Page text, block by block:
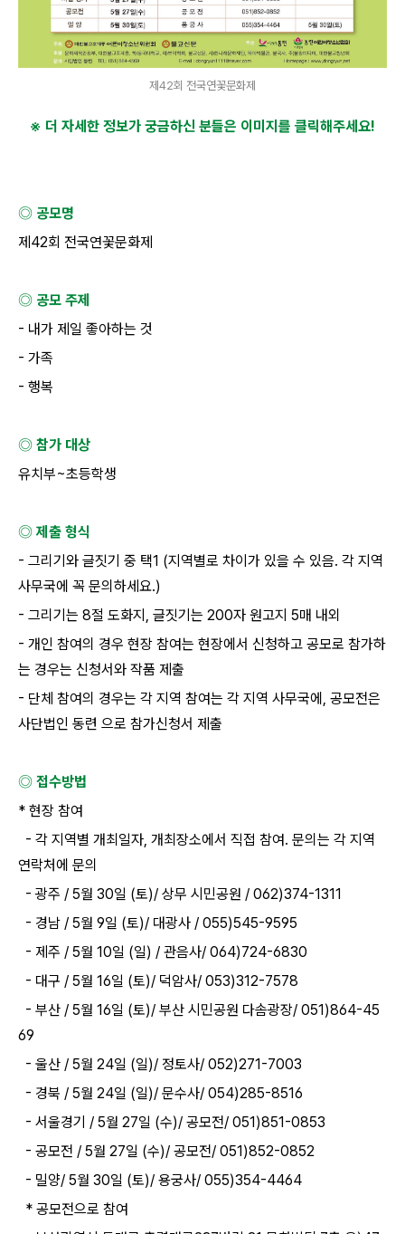
제42회 전국연꽃문화제
※ 더 자세한 정보가 궁금하신 분들은 이미지를 클릭해주세요!
◎ 공모명
제42회 전국연꽃문화제
◎ 공모 주제
- 내가 제일 좋아하는 것
- 가족
- 행복
◎ 참가 대상
유치부~초등학생
◎ 제출 형식
- 그리기와 글짓기 중 택1 (지역별로 차이가 있을 수 있음. 각 지역
사무국에 꼭 문의하세요.)
- 그리기는 8절 도화지, 글짓기는 200자 원고지 5매 내외
- 개인 참여의 경우 현장 참여는 현장에서 신청하고 공모로 참가하
는 경우는 신청서와 작품 제출
- 단체 참여의 경우는 각 지역 참여는 각 지역 사무국에, 공모전은
사단법인 동련 으로 참가신청서 제출
◎ 접수방법
* 현장 참여
- 각 지역별 개최일자, 개최장소에서 직접 참여. 문의는 각 지역
연락처에 문의
-광주 / 5월 30일 (토)/ 상무 시민공원 / 062)374-1311
- 경남 / 5월 9일 (토)/ 대광사 / 055)545-9595
- 제주 / 5월 10일 (일) / 관음사/ 064)724-6830
- 대구 / 5월 16일 (토)/ 덕암사/ 053)312-7578
- 부산 / 5월 16일 (토)/ 부산 시민공원 다솜광장/ 051)864-45
69
- 울산 / 5월 24일 (일)/ 정토사/ 052)271-7003
- 경북 / 5월 24일 (일)/ 문수사/ 054)285-8516
- 서울경기 / 5월 27일 (수)/ 공모전/ 051)851-0853
- 공모전 / 5월 27일 (수)/ 공모전/ 051)852-0852
- 밀양/ 5월 30일 (토)/ 용궁사/ 055)354-4464
* 공모전으로 참여